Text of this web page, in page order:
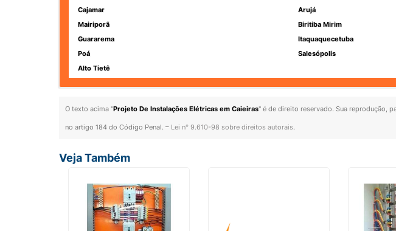
Cajamar
Arujá
Mairiporã
Biritiba Mirim
Guararema
Itaquaquecetuba
Poá
Salesópolis
Alto Tietê
O texto acima "Projeto De Instalações Elétricas em Caieiras" é de direito reservado. Sua reprodução,
no artigo 184 do Código Penal. – Lei n° 9.610-98 sobre direitos autorais.
Veja Também